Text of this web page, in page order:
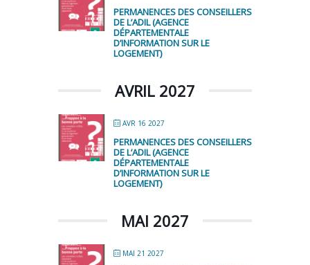
PERMANENCES DES CONSEILLERS
DE L’ADIL (AGENCE
DÉPARTEMENTALE
D’INFORMATION SUR LE
LOGEMENT)
AVRIL 2027
AVR 16 2027
PERMANENCES DES CONSEILLERS
DE L’ADIL (AGENCE
DÉPARTEMENTALE
D’INFORMATION SUR LE
LOGEMENT)
MAI 2027
MAI 21 2027